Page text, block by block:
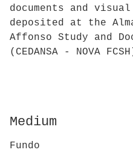
documents and
deposited at the
Affonso Study and
(CEDANSA - NOVA
Medium
Fundo